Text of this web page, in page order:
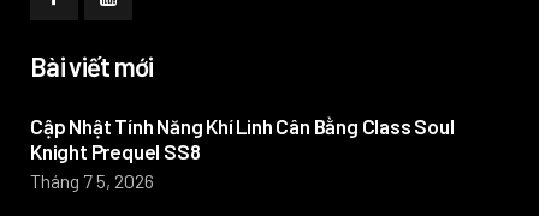
Bài viết mới
Cập Nhật Tính Năng Khí Linh Cân Bằng Class Soul
Knight Prequel SS8
Tháng 7 5, 2026